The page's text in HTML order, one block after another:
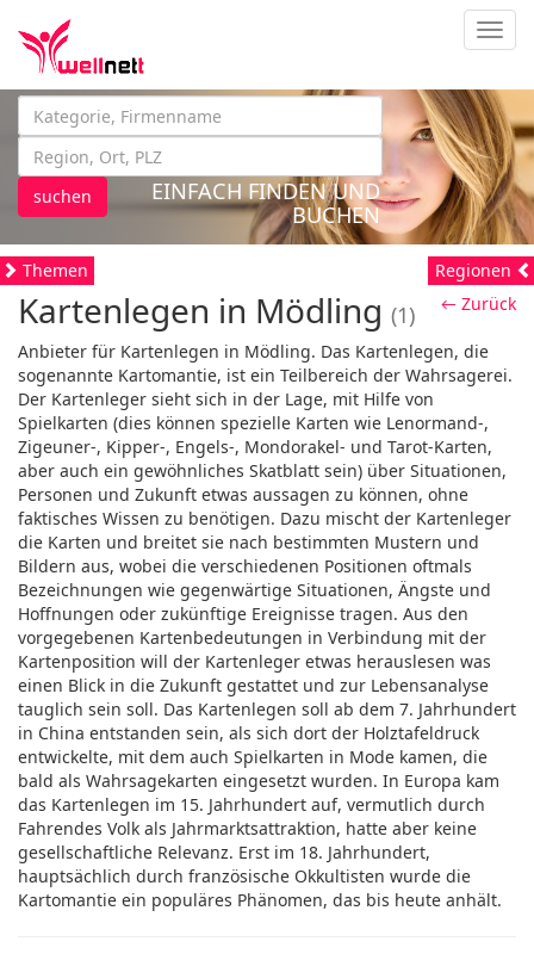
suchen
EINFACH FINDEN UND
BUCHEN
Themen
← Zurück
Kartenlegen in Mödling (1)
Anbieter für Kartenlegen in Mödling. Das Kartenlegen, die
sogenannte Kartomantie, ist ein Teilbereich der Wahrsagerei.
Der Kartenleger sieht sich in der Lage, mit Hilfe von
Spielkarten (dies können spezielle Karten wie Lenormand-,
Zigeuner-, Kipper-, Engels-, Mondorakel- und Tarot-Karten,
aber auch ein gewöhnliches Skatblatt sein) über Situationen,
Personen und Zukunft etwas aussagen zu können, ohne
faktisches Wissen zu benötigen. Dazu mischt der Kartenleger
die Karten und breitet sie nach bestimmten Mustern und
Bildern aus, wobei die verschiedenen Positionen oftmals
Bezeichnungen wie gegenwärtige Situationen, Ängste und
Hoffnungen oder zukünftige Ereignisse tragen. Aus den
vorgegebenen Kartenbedeutungen in Verbindung mit der
Kartenposition will der Kartenleger etwas herauslesen was
einen Blick in die Zukunft gestattet und zur Lebensanalyse
tauglich sein soll. Das Kartenlegen soll ab dem 7. Jahrhundert
in China entstanden sein, als sich dort der Holztafeldruck
entwickelte, mit dem auch Spielkarten in Mode kamen, die
bald als Wahrsagekarten eingesetzt wurden. In Europa kam
das Kartenlegen im 15. Jahrhundert auf, vermutlich durch
Fahrendes Volk als Jahrmarktsattraktion, hatte aber keine
gesellschaftliche Relevanz. Erst im 18. Jahrhundert,
hauptsächlich durch französische Okkultisten wurde die
Kartomantie ein populäres Phänomen, das bis heute anhält.
Regionen